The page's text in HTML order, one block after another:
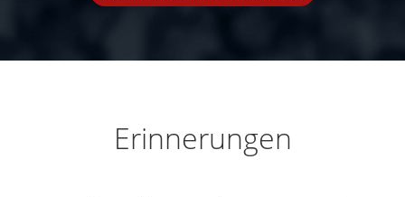
Erinnerungen